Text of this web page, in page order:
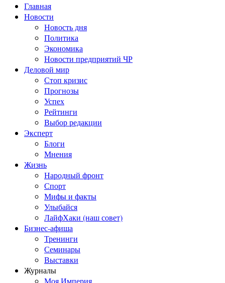
Главная
Новости
Новость дня
Политика
Экономика
Новости предприятий ЧР
Деловой мир
Стоп кризис
Прогнозы
Успех
Рейтинги
Выбор редакции
Эксперт
Блоги
Мнения
Жизнь
Народный фронт
Спорт
Мифы и факты
Улыбайся
ЛайфХаки (наш совет)
Бизнес-афиша
Тренинги
Семинары
Выставки
Журналы
Моя Империя